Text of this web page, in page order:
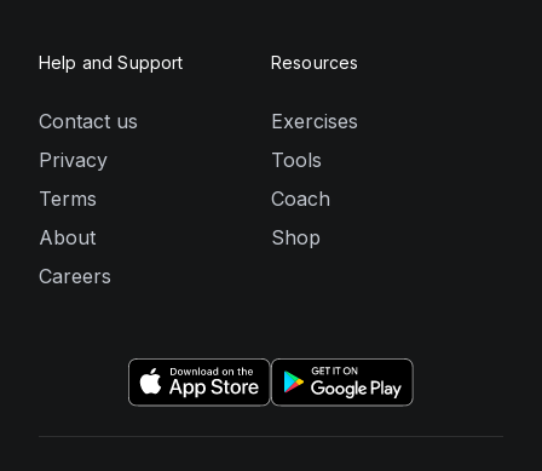
Help and Support
Contact us
Privacy
Terms
About
Careers
Resources
Exercises
Tools
Coach
Shop